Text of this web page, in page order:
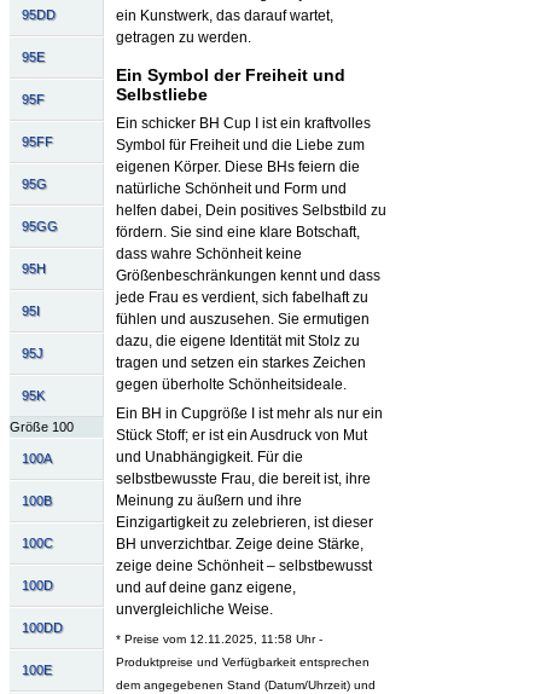
95DD
95E
95F
95FF
95G
95GG
95H
95I
95J
95K
Größe 100
100A
100B
100C
100D
100DD
100E
ein Kunstwerk, das darauf wartet,
getragen zu werden.
Ein Symbol der Freiheit und
Selbstliebe
Ein schicker BH Cup I ist ein kraftvolles
Symbol für Freiheit und die Liebe zum
eigenen Körper. Diese BHs feiern die
natürliche Schönheit und Form und
helfen dabei, Dein positives Selbstbild zu
fördern. Sie sind eine klare Botschaft,
dass wahre Schönheit keine
Größenbeschränkungen kennt und dass
jede Frau es verdient, sich fabelhaft zu
fühlen und auszusehen. Sie ermutigen
dazu, die eigene Identität mit Stolz zu
tragen und setzen ein starkes Zeichen
gegen überholte Schönheitsideale.
Ein BH in Cupgröße I ist mehr als nur ein
Stück Stoff; er ist ein Ausdruck von Mut
und Unabhängigkeit. Für die
selbstbewusste Frau, die bereit ist, ihre
Meinung zu äußern und ihre
Einzigartigkeit zu zelebrieren, ist dieser
BH unverzichtbar. Zeige deine Stärke,
zeige deine Schönheit – selbstbewusst
und auf deine ganz eigene,
unvergleichliche Weise.
* Preise vom 12.11.2025, 11:58 Uhr -
Produktpreise und Verfügbarkeit entsprechen
dem angegebenen Stand (Datum/Uhrzeit) und